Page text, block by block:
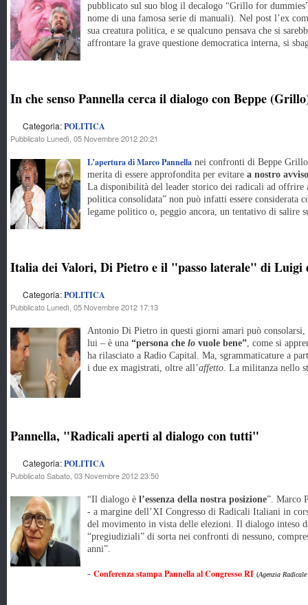
pubblicato sul suo blog il decalogo “Grillo for
nome di una famosa serie di manuali). Nel post l’ex
sua creatura politica, e se qualcuno pensava che si
affrontare la grave questione democratica interna, si
In che senso Pannella cerca il dialogo con Beppe
Categoria:POLITICA
Pubblicato Lunedì, 05 Novembre 2012 20:21
L’apertura di Marco Pannella nei confronti di Beppe
merita di essere approfondita per evitare a nostro avviso
La disponibilità del leader storico dei radicali ad offrire
politica consolidata” non può infatti essere considerata
legame politico o, peggio ancora, un tentativo di salire
Italia dei Valori, Di Pietro e il "passo laterale" di Luigi
Categoria:POLITICA
Pubblicato Lunedì, 05 Novembre 2012 17:13
Antonio Di Pietro in questi giorni amari può
lui – è una “persona che lo vuole bene”, come si
ha rilasciato a Radio Capital. Ma, sgrammaticature a
i due ex magistrati, oltre all’affetto. La militanza nello
Pannella, "Radicali aperti al dialogo con tutti"
Categoria:POLITICA
Pubblicato Sabato, 03 Novembre 2012 23:50
“Il dialogo è l’essenza della nostra posizione”. Marco
- a margine dell’XI Congresso di Radicali Italiani in
del movimento in vista delle elezioni. Il dialogo inteso
“pregiudiziali” di sorta nei confronti di nessuno,
anni”.
- Conferenza stampa Pannella al Congresso RI (Agenzia Radicale